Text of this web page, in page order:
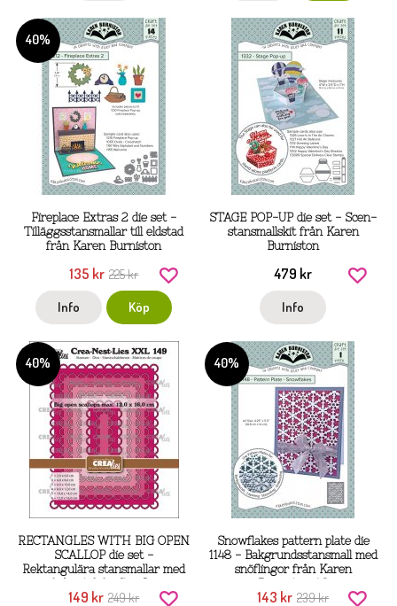
40%
Fireplace Extras 2 die set -
Tilläggsstansmallar till eldstad
från Karen Burniston
135 kr 225 kr
Info Köp
STAGE POP-UP die set - Scen-
stansmallskit från Karen
Burniston
479 kr
Info
40%
RECTANGLES WITH BIG OPEN
SCALLOP die set -
Rektangulära stansmallar med
149 kr 249 kr
40%
Snowflakes pattern plate die
1148 - Bakgrundsstansmall med
snöflingor från Karen
143 kr 239 kr